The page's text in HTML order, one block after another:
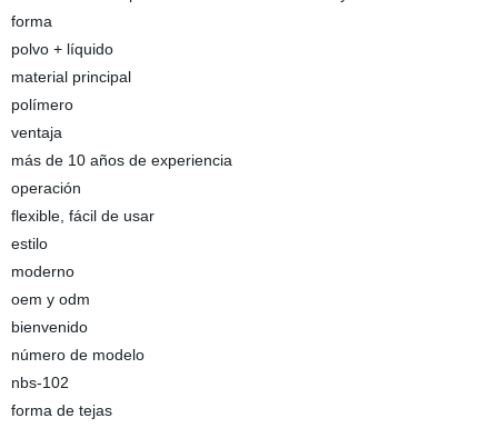
forma
polvo + líquido
material principal
polímero
ventaja
más de 10 años de experiencia
operación
flexible, fácil de usar
estilo
moderno
oem y odm
bienvenido
número de modelo
nbs-102
forma de tejas